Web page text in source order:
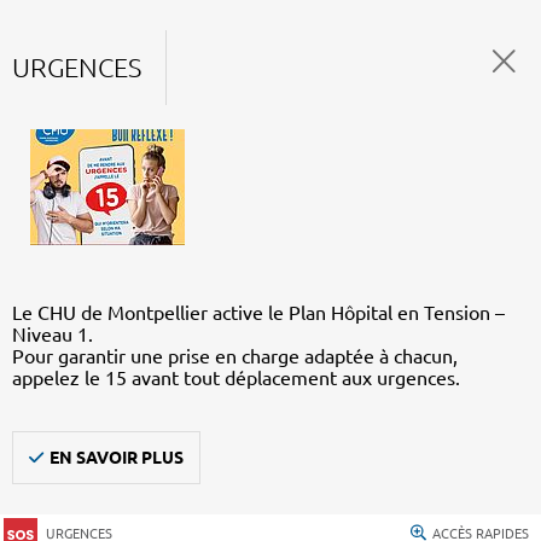
URGENCES
Le CHU de Montpellier active le Plan Hôpital en Tension –
Niveau 1.
Pour garantir une prise en charge adaptée à chacun,
appelez le 15 avant tout déplacement aux urgences.
EN SAVOIR PLUS
URGENCES ACCÈS RAPIDES